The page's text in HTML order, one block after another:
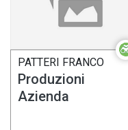
PATTERI FRANCO
Produzioni
Azienda